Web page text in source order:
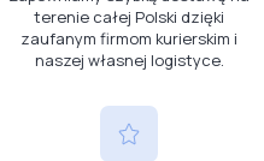
terenie całej Polski dzięki
zaufanym firmom kurierskim i
naszej własnej logistyce.